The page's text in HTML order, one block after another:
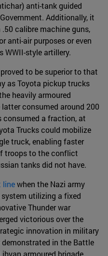
anti-tank guided
Additionally, it
calibre machine guns,
anti-air purposes or even
WWII-style artillery.
to be superior to that
as Toyota pickup trucks
heavily armoured
consumed around 200
consumed a fraction, at
Trucks could mobilize
truck, enabling faster
troops to the conflict
tanks did not have.
linewhen the Nazi army
utilizing a fixed
Thunder war
victorious over the
innovation in military
in the Battle
armoured brigade